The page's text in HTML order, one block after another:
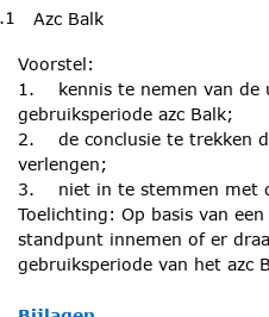
Azc Balk
Voorstel:
1. kennis te nemen van de
gebruiksperiode azc Balk;
2. de conclusie te trekken
verlengen;
3. niet in te stemmen met
Toelichting: Op basis van
standpunt innemen of er
gebruiksperiode van het azc